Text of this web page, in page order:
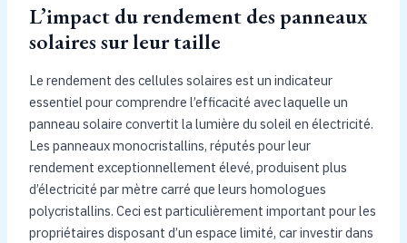
L’impact du rendement des panneaux
solaires sur leur taille
Le rendement des cellules solaires est un indicateur
essentiel pour comprendre l’efficacité avec laquelle un
panneau solaire convertit la lumière du soleil en électricité.
Les panneaux monocristallins, réputés pour leur
rendement exceptionnellement élevé, produisent plus
d’électricité par mètre carré que leurs homologues
polycristallins. Ceci est particulièrement important pour les
propriétaires disposant d’un espace limité, car investir dans